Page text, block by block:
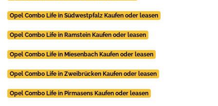
Opel Combo Life in Südwestpfalz Kaufen oder leasen
Opel Combo Life in Ramstein Kaufen oder leasen
Opel Combo Life in Miesenbach Kaufen oder leasen
Opel Combo Life in Zweibrücken Kaufen oder leasen
Opel Combo Life in Pirmasens Kaufen oder leasen